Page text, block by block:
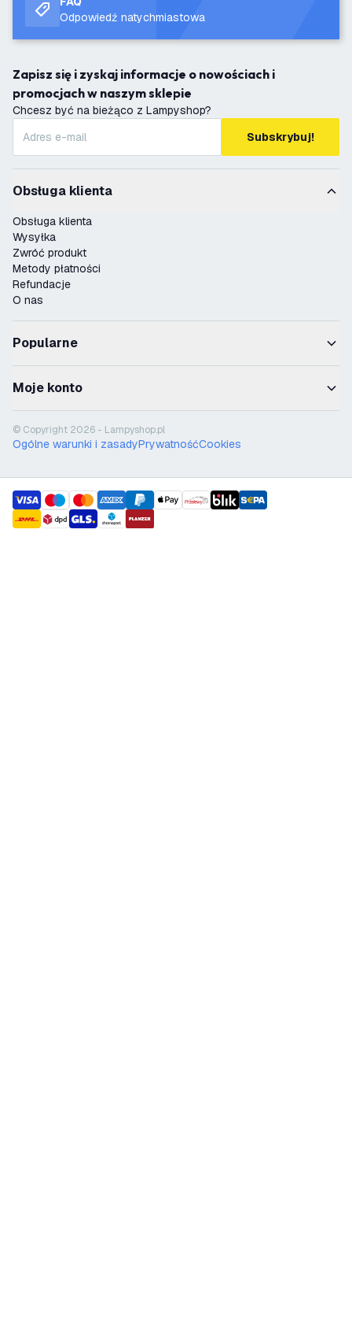
Odpowiedź natychmiastowa
Zapisz się i zyskaj informacje o nowościach i
promocjach w naszym sklepie
Chcesz być na bieżąco z Lampyshop?
Subskrybuj!
Obsługa klienta
Obsługa klienta
Wysyłka
Zwróć produkt
Metody płatności
Refundacje
O nas
Popularne
Moje konto
© Copyright 2026 - Lampyshop.pl
Ogólne warunki i zasadyPrywatnośćCookies
payment methods
shipment methods